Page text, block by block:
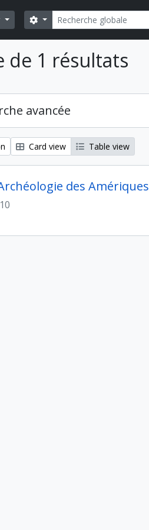
Rechercher
Search options
de 1 résultats
avancée
Card view Table view
des Amériques